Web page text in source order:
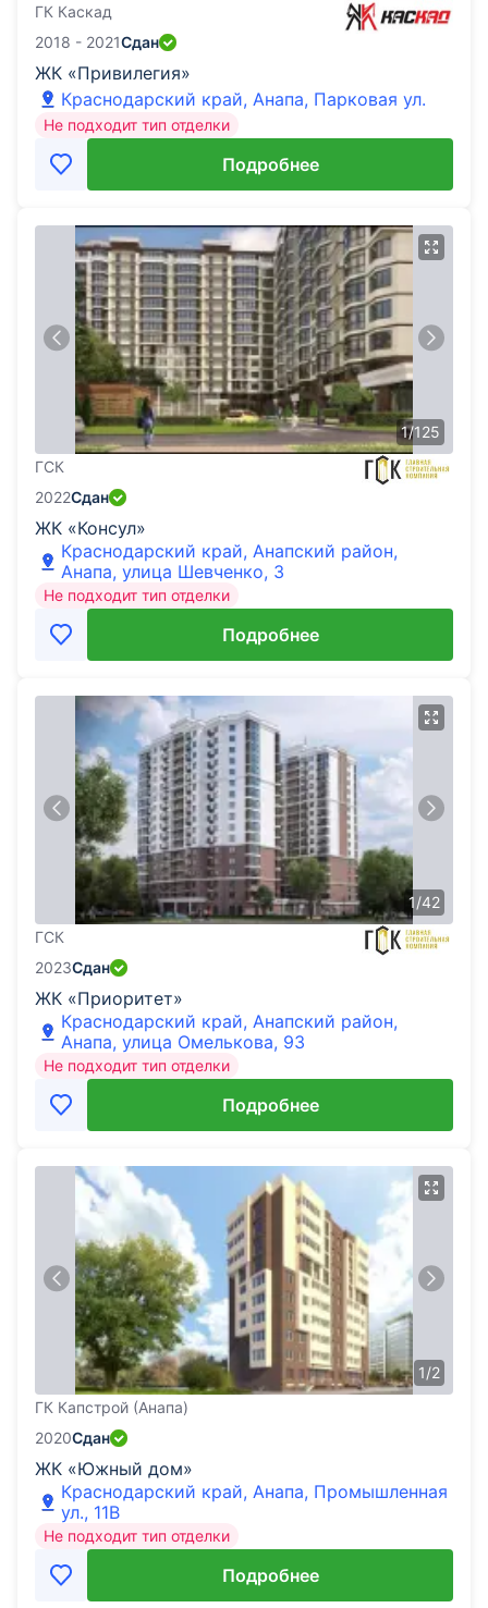
ГК Каскад
ЖК «Привилегия»
2018 - 2021Сдан
Краснодарский край, Анапа, Парковая ул.
Не подходит тип отделки
Подробнее
1/125
ГСК
ЖК «Консул»
2022Сдан
Краснодарский край, Анапский район,
Анапа, улица Шевченко, 3
Не подходит тип отделки
Подробнее
1/42
ГСК
ЖК «Приоритет»
2023Сдан
Краснодарский край, Анапский район,
Анапа, улица Омелькова, 93
Не подходит тип отделки
Подробнее
1/2
ГК Капстрой (Анапа)
ЖК «Южный дом»
2020Сдан
Краснодарский край, Анапа, Промышленная
ул., 11В
Не подходит тип отделки
Подробнее